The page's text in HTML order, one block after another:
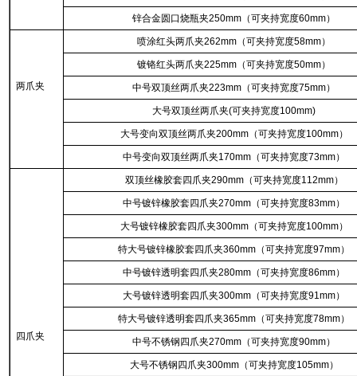
锌合金圆口烧瓶夹250mm（可夹持宽度60mm）
两爪夹
喷涂红头两爪夹262mm（可夹持宽度58mm）
镀铬红头两爪夹225mm（可夹持宽度50mm）
中号双顶丝两爪夹223mm（可夹持宽度75mm）
大号双顶丝两爪夹(可夹持宽度100mm)
大号变向双顶丝两爪夹200mm（可夹持宽度100mm）
中号变向双顶丝两爪夹170mm（可夹持宽度73mm）
四爪夹
双顶丝橡胶套四爪夹290mm（可夹持宽度112mm）
中号镀锌橡胶套四爪夹270mm（可夹持宽度83mm）
大号镀锌橡胶套四爪夹300mm（可夹持宽度100mm）
特大号镀锌橡胶套四爪夹360mm（可夹持宽度97mm）
中号镀锌透明套四爪夹280mm（可夹持宽度86mm）
大号镀锌透明套四爪夹300mm（可夹持宽度91mm）
特大号镀锌透明套四爪夹365mm（可夹持宽度78mm）
中号不锈钢四爪夹270mm（可夹持宽度90mm）
大号不锈钢四爪夹300mm（可夹持宽度105mm）